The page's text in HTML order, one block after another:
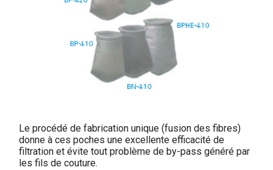
Le procédé de fabrication unique (fusion des fibres)
donne à ces poches une excellente efficacité de
filtration et évite tout problème de by-pass généré par
les fils de couture.